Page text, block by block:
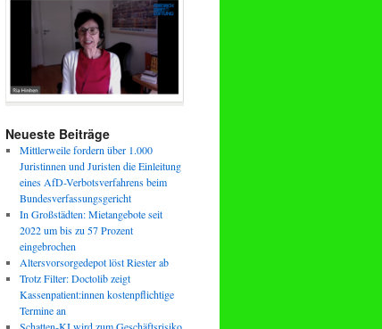
Neueste Beiträge
Mittlerweile fordern über 1.000
Juristinnen und Juristen die Einleitung
eines AfD-Verbotsverfahrens beim
Bundesverfassungsgericht
In Großstädten: Mietangebote seit
2022 um bis zu 57 Prozent
eingebrochen
Altersvorsorgedepot löst Riester ab
Trotz Filter: Doctolib zeigt
Kassenpatient:innen kostenpflichtige
Termine an